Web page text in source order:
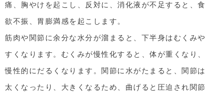
痛、胸やけを起こし、反対に、消化液が不足すると、食
欲不振、胃膨満感を起こします。
筋肉や関節に余分な水分が溜まると、下半身はむくみや
すくなります。むくみが慢性化すると、体が重くなり、
慢性的にだるくなります。関節に水がたまると、関節は
太くなったり、大きくなるため、曲げると圧迫され関節